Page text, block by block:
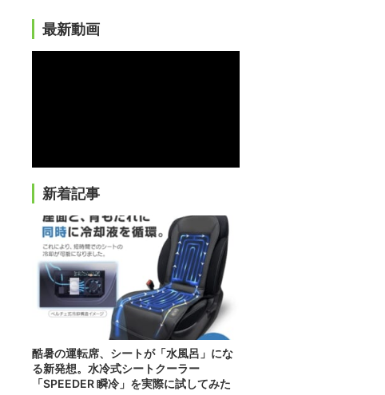
最新動画
新着記事
酷暑の運転席、シートが「水風呂」にな
る新発想。水冷式シートクーラー
「SPEEDER 瞬冷」を実際に試してみた